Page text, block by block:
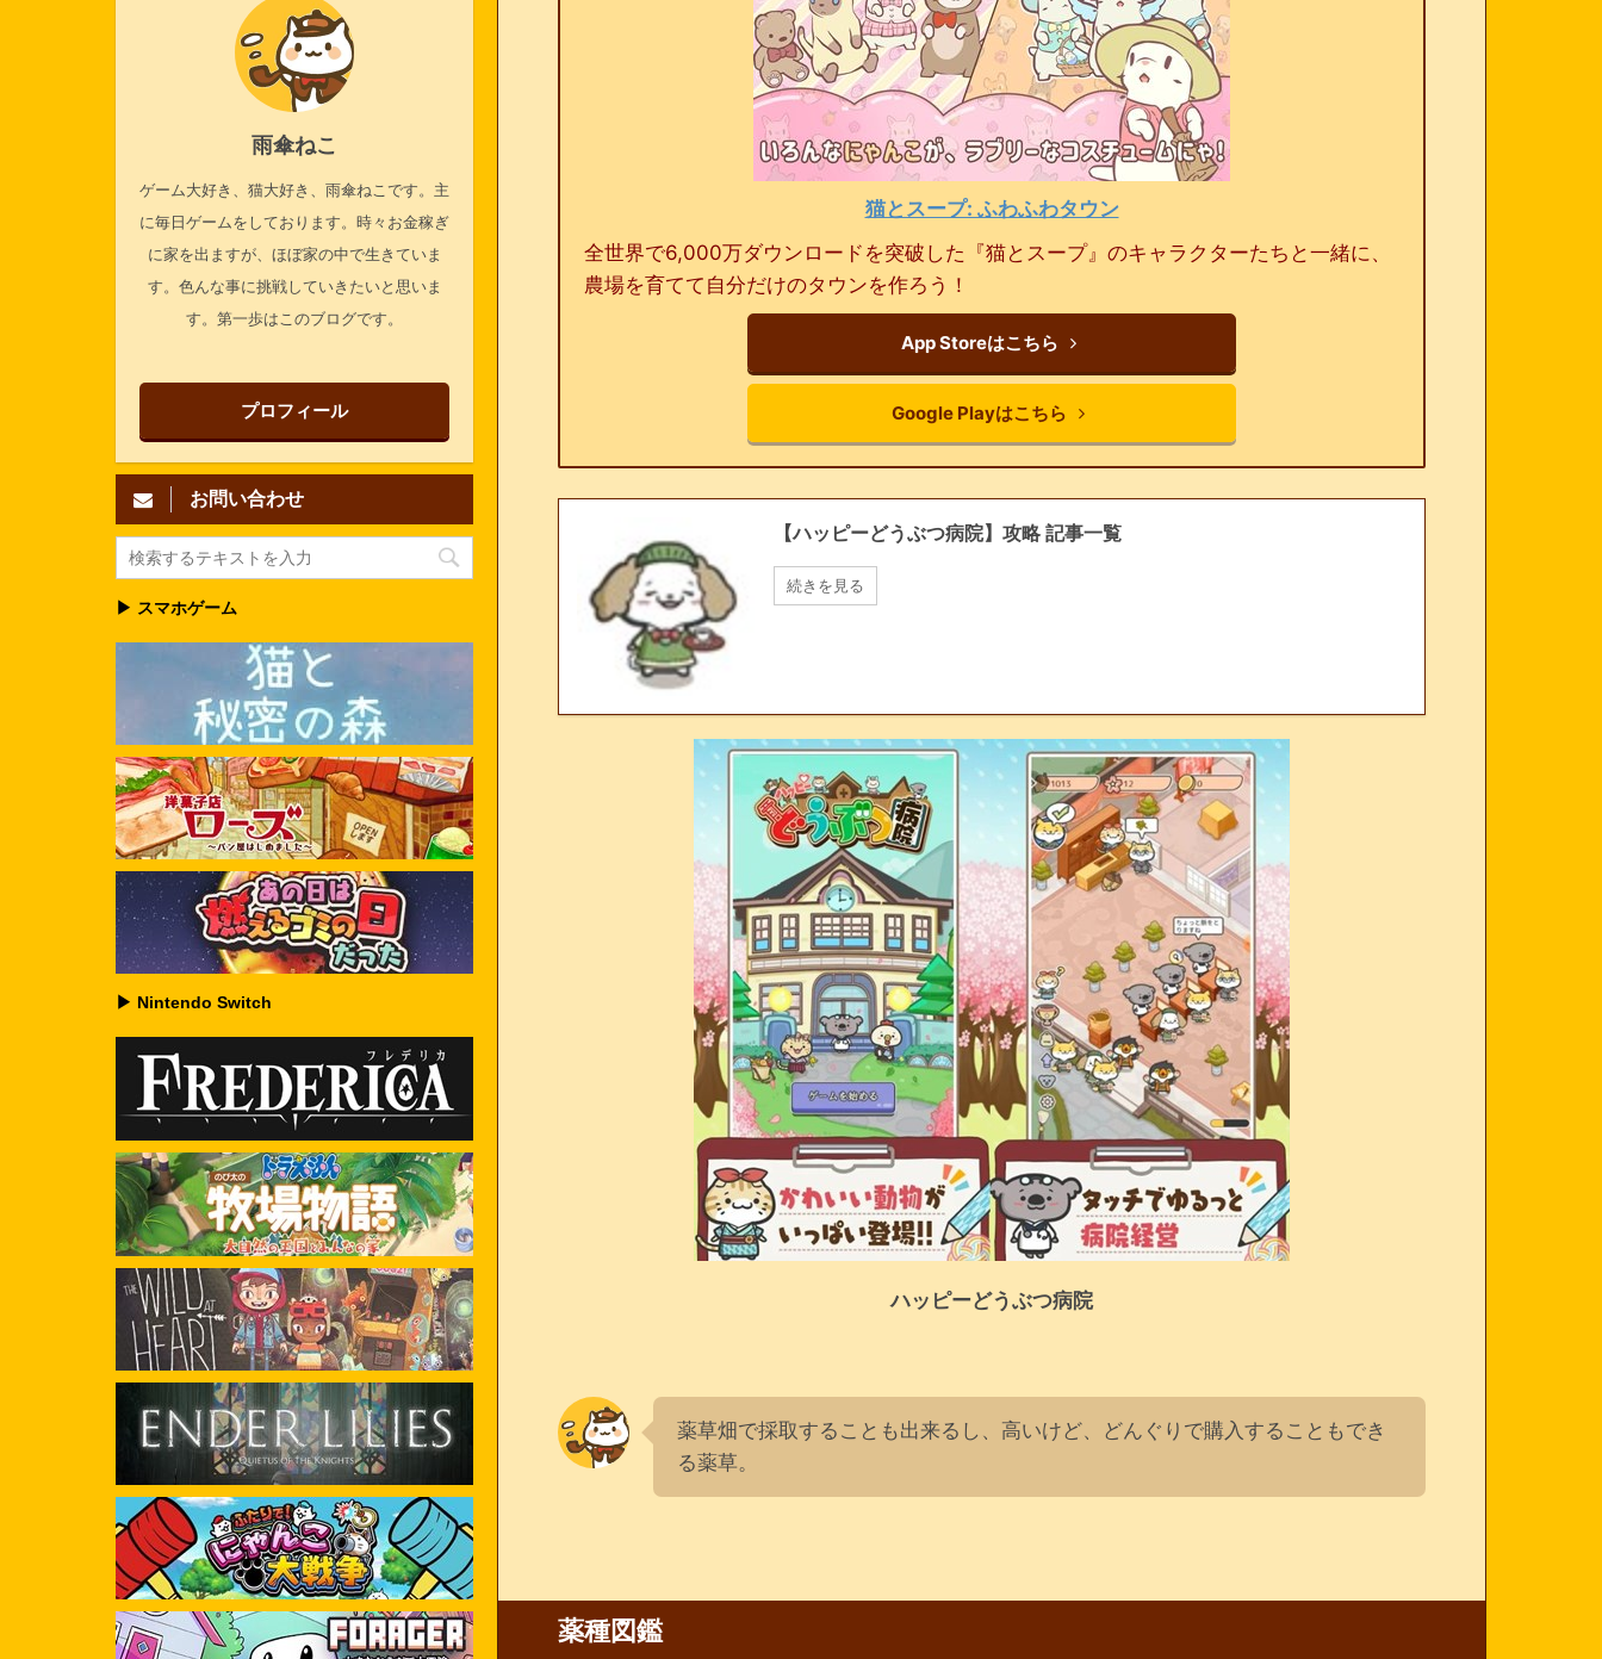
猫とスープ: ふわふわタウン
全世界で6,000万ダウンロードを突破した『猫とスープ』のキャラクターたちと一緒に、
農場を育てて自分だけのタウンを作ろう！
App Storeはこちら
Google Playはこちら
【ハッピーどうぶつ病院】攻略 記事一覧
続きを見る
ハッピーどうぶつ病院
薬草畑で採取することも出来るし、高いけど、どんぐりで購入することもでき
る薬草。
薬種図鑑
雨傘ねこ
ゲーム大好き、猫大好き、雨傘ねこです。主
に毎日ゲームをしております。時々お金稼ぎ
に家を出ますが、ほぼ家の中で生きていま
す。色んな事に挑戦していきたいと思いま
す。第一歩はこのブログです。
プロフィール
お問い合わせ
▶ スマホゲーム
▶ Nintendo Switch